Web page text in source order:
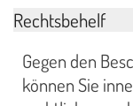
Rechtsbehelf
Gegen den
können Sie